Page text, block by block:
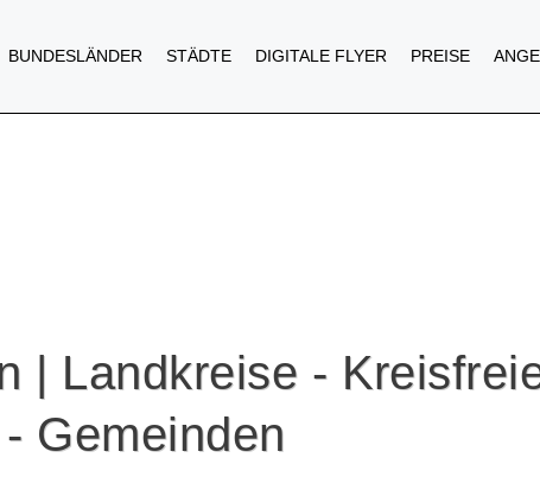
BUNDESLÄNDER STÄDTE DIGITALE FLYER PREISE
| Landkreise -
Gemeinden